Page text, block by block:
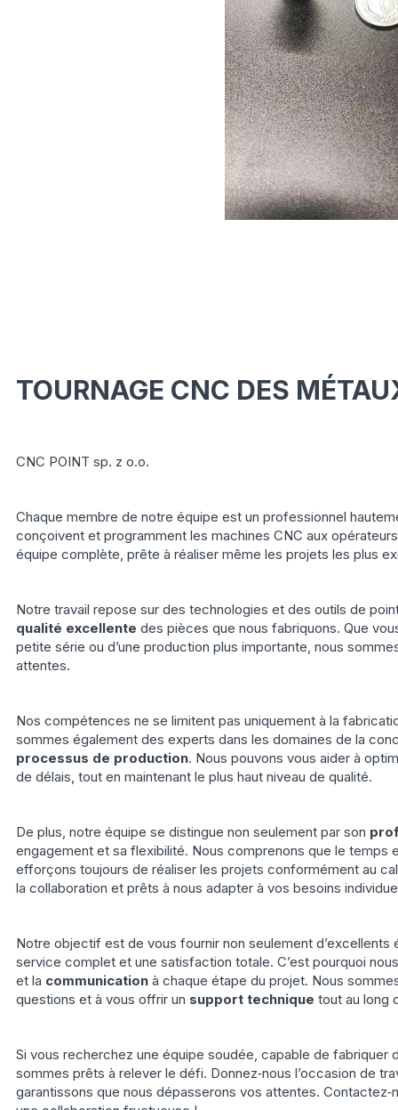
TOURNAGE CNC DES
CNC POINT sp. z o.o.
Chaque membre de notre équipe est un professionnel
conçoivent et programment les machines CNC aux
équipe complète, prête à réaliser même les projets les plus
Notre travail repose sur des technologies et des outils de
qualité excellente des pièces que nous fabriquons. Que
petite série ou d’une production plus importante, nous
attentes.
Nos compétences ne se limitent pas uniquement à la
sommes également des experts dans les domaines de la
processus de production. Nous pouvons vous aider à
de délais, tout en maintenant le plus haut niveau de qualité.
De plus, notre équipe se distingue non seulement par son
engagement et sa flexibilité. Nous comprenons que le temps
efforçons toujours de réaliser les projets conformément au
la collaboration et prêts à nous adapter à vos besoins
Notre objectif est de vous fournir non seulement d’excellents
service complet et une satisfaction totale. C’est pourquoi
et la communicationà chaque étape du projet. Nous
questions et à vous offrir un support technique tout au long
Si vous recherchez une équipe soudée, capable de fabriquer
sommes prêts à relever le défi. Donnez‑nous l’occasion de
garantissons que nous dépasserons vos attentes.